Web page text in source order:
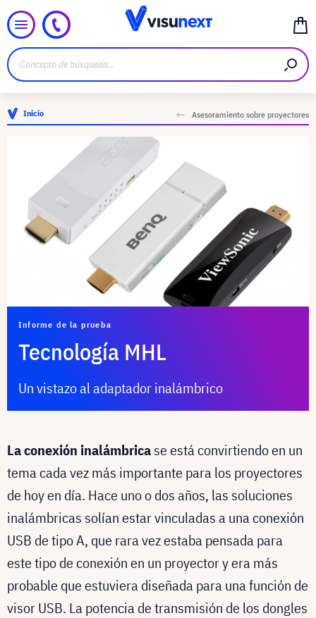
Inicio Asesoramiento sobre proyectores
Informe de la prueba
Tecnología MHL
Un vistazo al adaptador inalámbrico
La conexión inalámbricase está convirtiendo en un
tema cada vez más importante para los proyectores
de hoy en día. Hace uno o dos años, las soluciones
inalámbricas solían estar vinculadas a una conexión
USB de tipo A, que rara vez estaba pensada para
este tipo de conexión en un proyector y era más
probable que estuviera diseñada para una función de
visor USB. La potencia de transmisión de los dongles